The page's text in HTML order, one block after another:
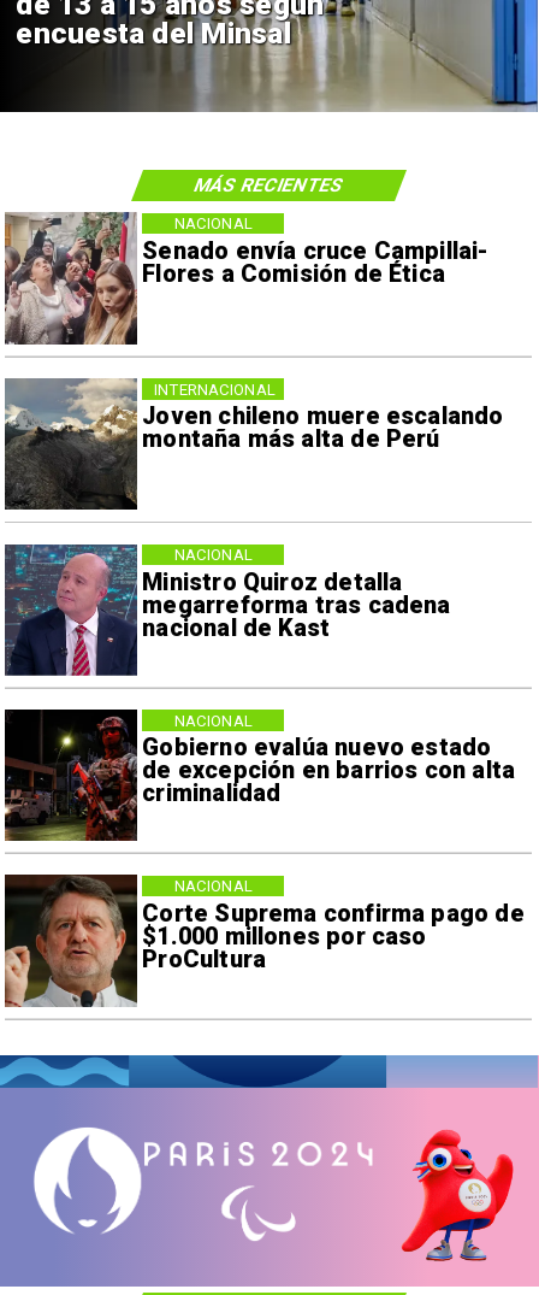
encuesta del Minsal
Senado envía cruce Campillai-
Flores a Comisión de Ética
NACIONAL
Joven chileno muere escalando
montaña más alta de Perú
INTERNACIONAL
Ministro Quiroz detalla
megarreforma tras cadena
nacional de Kast
NACIONAL
Gobierno evalúa nuevo estado
de excepción en barrios con alta
criminalidad
NACIONAL
Corte Suprema confirma pago de
$1.000 millones por caso
ProCultura
NACIONAL
MÁS RECIENTES